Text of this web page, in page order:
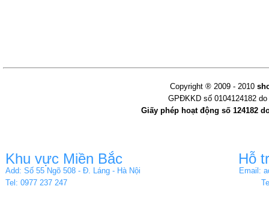
Copyright ® 2009 - 2010
GPĐKKD số 0104124182
Giấy phép hoạt động số 124182
Khu vực Miền Bắc
Add: Số 55 Ngõ 508 - Đ. Láng - Hà Nội
Tel: 0977 237 247
Hỗ
Email: